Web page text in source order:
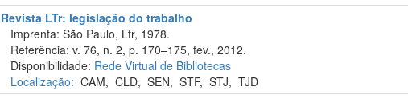
Revista LTr: legislação do trabalho
Imprenta: São Paulo, Ltr, 1978.
Referência: v. 76, n. 2, p. 170–175, fev., 2012.
Disponibilidade: Rede Virtual de Bibliotecas
Localização: CAM,CLD,SEN,STF,STJ,TJD